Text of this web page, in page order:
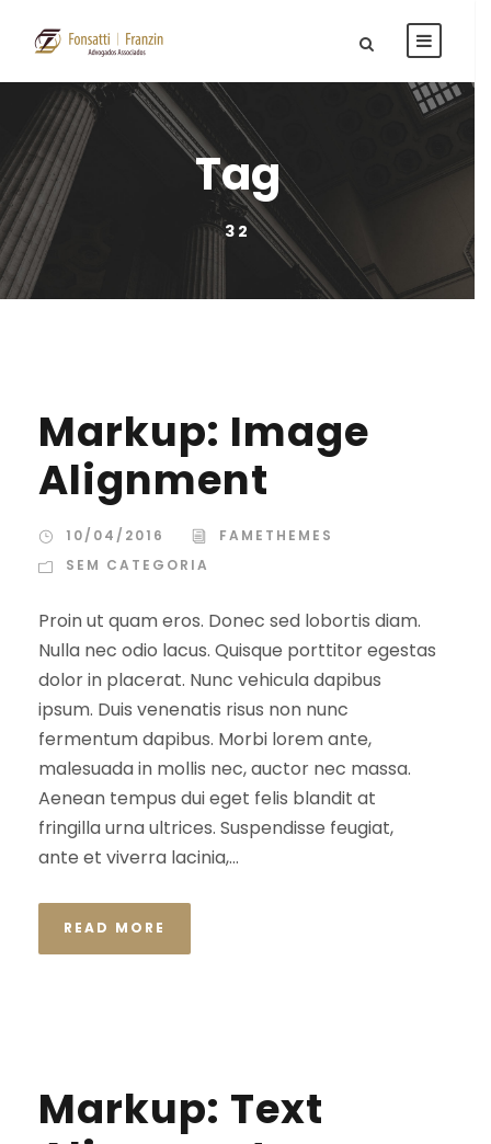
Tag
32
Markup: Image
Alignment
10/04/2016
FAMETHEMES
SEM CATEGORIA
Proin ut quam eros. Donec sed lobortis diam.
Nulla nec odio lacus. Quisque porttitor egestas
dolor in placerat. Nunc vehicula dapibus
ipsum. Duis venenatis risus non nunc
fermentum dapibus. Morbi lorem ante,
malesuada in mollis nec, auctor nec massa.
Aenean tempus dui eget felis blandit at
fringilla urna ultrices. Suspendisse feugiat,
ante et viverra lacinia,...
READ MORE
Markup: Text